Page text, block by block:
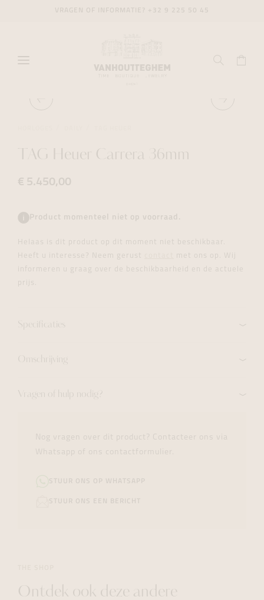
TAG Heuer Carrera 36mm
€ 5.450,00
Product momenteel niet op voorraad.
Helaas is dit product op dit moment niet beschikbaar.
Heeft u interesse? Neem gerust
met ons op. Wij
informeren u graag over de beschikbaarheid en de actuele
prijs.
Specificaties
Omschrijving
Vragen of hulp nodig?
Ontdek ook deze andere